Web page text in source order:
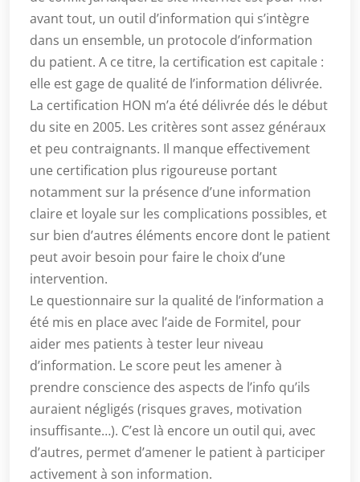
avant tout, un outil d’information qui s’intègre
dans un ensemble, un protocole d’information
du patient. A ce titre, la certification est capitale :
elle est gage de qualité de l’information délivrée.
La certification HON m’a été délivrée dés le début
du site en 2005. Les critères sont assez généraux
et peu contraignants. Il manque effectivement
une certification plus rigoureuse portant
notamment sur la présence d’une information
claire et loyale sur les complications possibles, et
sur bien d’autres éléments encore dont le patient
peut avoir besoin pour faire le choix d’une
intervention.
Le questionnaire sur la qualité de l’information a
été mis en place avec l’aide de Formitel, pour
aider mes patients à tester leur niveau
d’information. Le score peut les amener à
prendre conscience des aspects de l’info qu’ils
auraient négligés (risques graves, motivation
insuffisante…). C’est là encore un outil qui, avec
d’autres, permet d’amener le patient à participer
activement à son information.